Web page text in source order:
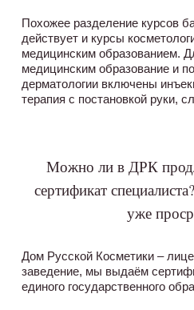
Похожее разделение курсов
действует и курсы
медицинским образованием.
медицинским образование и
дерматологии включены
терапия с постановкой руки,
Можно ли в ДРК
сертификат
уже
Дом Русской Косметики –
заведение, мы выдаём
единого государственного